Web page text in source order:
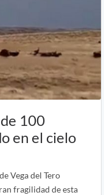
100
en el cielo
Vega del Tero
fragilidad de esta